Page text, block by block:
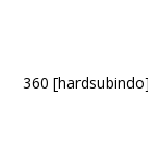
360